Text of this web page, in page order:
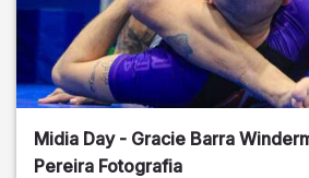
Midia Day - Gracie Barra
Pereira Fotografia